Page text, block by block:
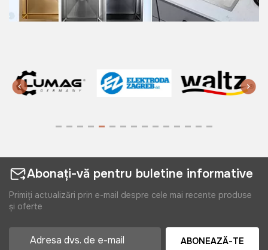
Abonați-vă pentru buletine informative
Primiți actualizări prin e-mail despre cele mai recente produse
și oferte
ABONEAZĂ-TE